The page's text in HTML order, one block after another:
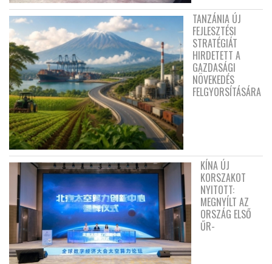
TANZÁNIA ÚJ
FEJLESZTÉSI
STRATÉGIÁT
HIRDETETT A
GAZDASÁGI
NÖVEKEDÉS
FELGYORSÍTÁSÁRA
KÍNA ÚJ
KORSZAKOT
NYITOTT:
MEGNYÍLT AZ
ORSZÁG ELSŐ
ŰR-